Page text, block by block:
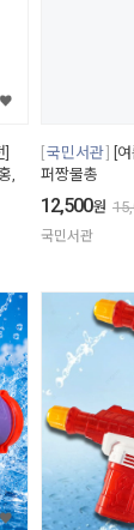
,
국민서관
[
퍼짱물총
12,500원
국민서관